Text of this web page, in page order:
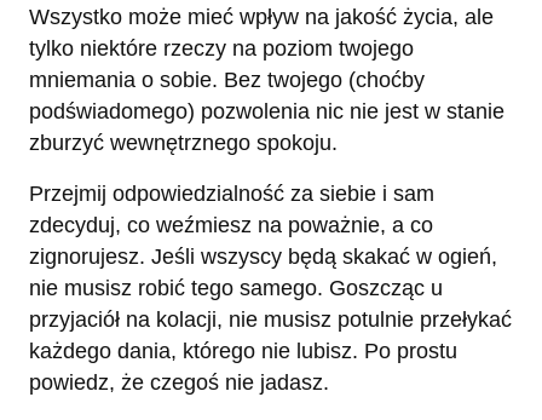
Wszystko może mieć wpływ na jakość życia, ale
tylko niektóre rzeczy na poziom twojego
mniemania o sobie. Bez twojego (choćby
podświadomego) pozwolenia nic nie jest w stanie
zburzyć wewnętrznego spokoju.
Przejmij odpowiedzialność za siebie i sam
zdecyduj, co weźmiesz na poważnie, a co
zignorujesz. Jeśli wszyscy będą skakać w ogień,
nie musisz robić tego samego. Goszcząc u
przyjaciół na kolacji, nie musisz potulnie przełykać
każdego dania, którego nie lubisz. Po prostu
powiedz, że czegoś nie jadasz.